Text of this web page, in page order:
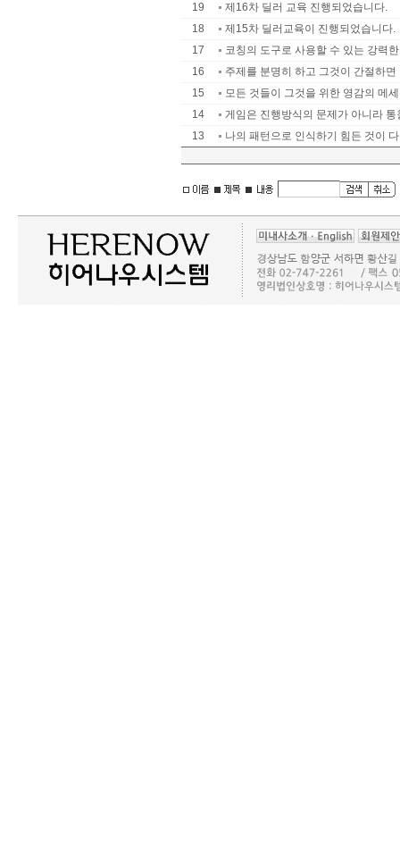
19
제16차 딜러 교육 진행되었습니다.
18
제15차 딜러교육이 진행되었습니다.
17
코칭의 도구로 사용할 수 있는 강력
16
주제를 분명히 하고 그것이 간절하면
15
모든 것들이 그것을 위한 영감의 메
14
게임은 진행방식의 문제가 아니라
13
나의 패턴으로 인식하기 힘든 것이